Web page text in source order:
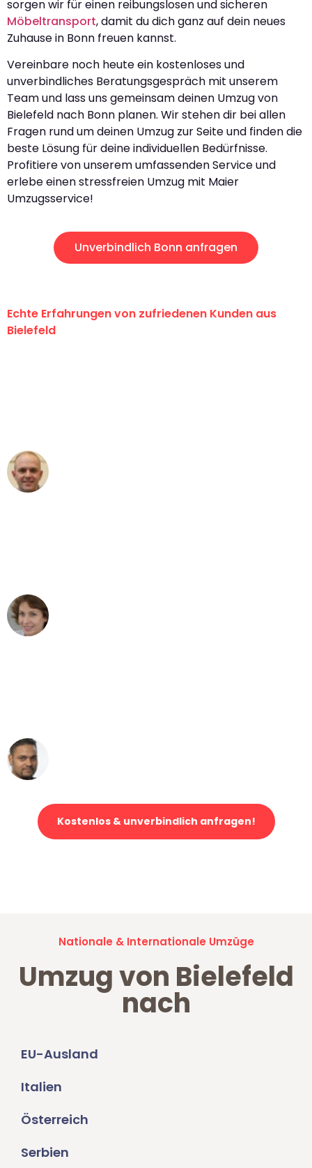
sorgen wir für einen reibungslosen und sicheren
Möbeltransport, damit du dich ganz auf dein neues
Zuhause in Bonn freuen kannst.
Vereinbare noch heute ein kostenloses und
unverbindliches Beratungsgespräch mit unserem
Team und lass uns gemeinsam deinen Umzug von
Bielefeld nach Bonn planen. Wir stehen dir bei allen
Fragen rund um deinen Umzug zur Seite und finden die
beste Lösung für deine individuellen Bedürfnisse.
Profitiere von unserem umfassenden Service und
erlebe einen stressfreien Umzug mit Maier
Umzugsservice!
Unverbindlich Bonn anfragen
Echte Erfahrungen von zufriedenen Kunden aus
Bielefeld
Kostenlos & unverbindlich anfragen!
Nationale & Internationale Umzüge
Umzug von Bielefeld
nach
EU-Ausland
Italien
Österreich
Serbien